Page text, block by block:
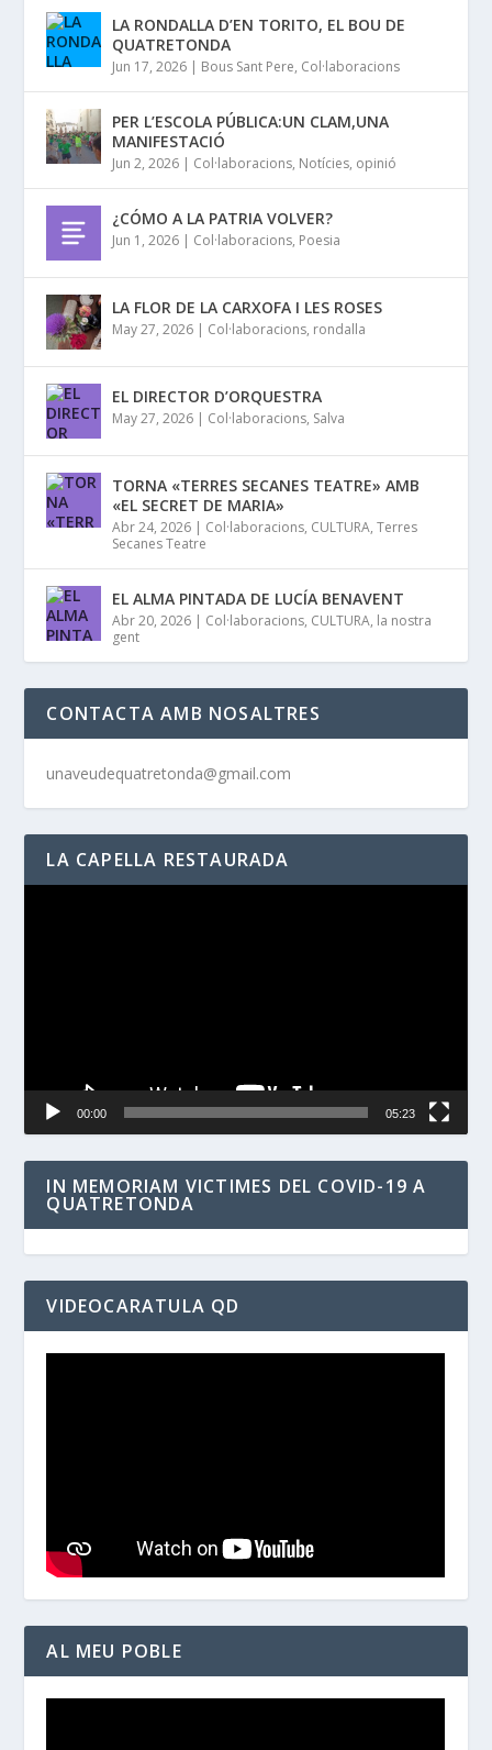
LA RONDALLA D’EN TORITO, EL BOU DE
QUATRETONDA
Jun 17, 2026 | Bous Sant Pere, Col·laboracions
PER L’ESCOLA PÚBLICA:UN CLAM,UNA
MANIFESTACIÓ
Jun 2, 2026 | Col·laboracions, Notícies, opinió
¿CÓMO A LA PATRIA VOLVER?
Jun 1, 2026 | Col·laboracions, Poesia
LA FLOR DE LA CARXOFA I LES ROSES
May 27, 2026 | Col·laboracions, rondalla
EL DIRECTOR D’ORQUESTRA
May 27, 2026 | Col·laboracions, Salva
TORNA «TERRES SECANES TEATRE» AMB
«EL SECRET DE MARIA»
Abr 24, 2026 | Col·laboracions, CULTURA,Terres
Secanes Teatre
EL ALMA PINTADA DE LUCÍA BENAVENT
Abr 20, 2026 | Col·laboracions, CULTURA, la nostra
gent
CONTACTA AMB NOSALTRES
unaveudequatretonda@gmail.com
LA CAPELLA RESTAURADA
00:00 05:23
IN MEMORIAM VICTIMES DEL COVID-19 A
QUATRETONDA
VIDEOCARATULA QD
AL MEU POBLE